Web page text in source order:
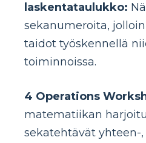
laskentataulukko:
sekanumeroita,
taidot työskennellä
toiminnoissa.
4 Operations
matematiikan
sekatehtävät yhteen-